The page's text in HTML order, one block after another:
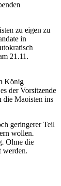
zu eigen zu
in
21.11.
König
der Vorsitzende
die Maoisten ins
geringerer Teil
wollen.
Ohne die
werden.